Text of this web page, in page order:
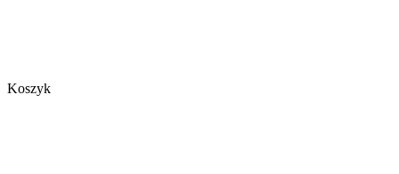
Koszyk